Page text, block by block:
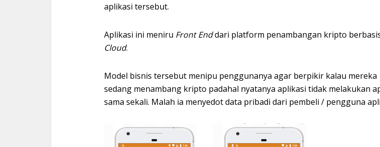
aplikasi tersebut.
Aplikasi ini meniru Front Enddari platform penambangan kripto
Cloud.
Model bisnis tersebut menipu penggunanya agar berpikir kalau mereka
sedang menambang kripto padahal nyatanya aplikasi tidak melakukan
sama sekali. Malah ia menyedot data pribadi dari pembeli / pengguna